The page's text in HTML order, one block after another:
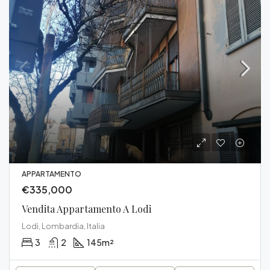
APPARTAMENTO
€335,000
Vendita Appartamento A Lodi
Lodi, Lombardia, Italia
3 2 145m²